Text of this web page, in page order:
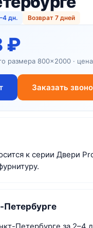
дн. Возврат 7 дней
₽
размера 800×2000 ·
Заказать
к серии Двери
Петербурге